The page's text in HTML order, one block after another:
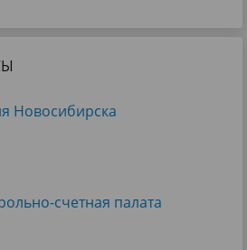
Новосибирска
счетная палата